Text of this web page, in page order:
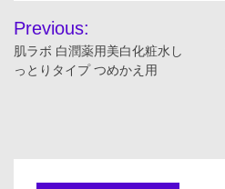
投
稿
Previous:
肌ラボ 白潤薬用美白化粧水し
っとりタイプ つめかえ用